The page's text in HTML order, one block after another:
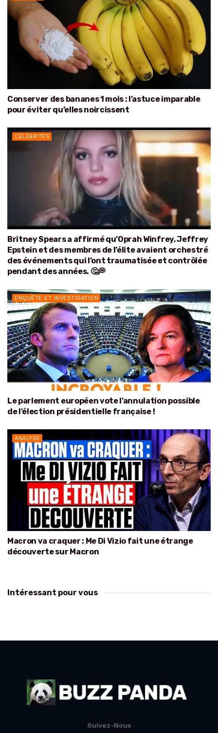
Conserver des bananes 1 mois : l’astuce imparable
pour éviter qu’elles noircissent
CÉLÉBRITÉS
Britney Spears a affirmé qu’Oprah Winfrey, Jeffrey
Epstein et des membres de l’élite avaient orchestré
des événements qui l’ont traumatisée et contrôlée
pendant des années. 🤔💭
ENQUÊTE ET INVESTIGATION
Le parlement européen vote l’annulation possible
de l’élection présidentielle française !
ANALYSE
Macron va craquer : Me Di Vizio fait une étrange
découverte sur Macron
Intéressant pour vous
Suivez-Nous